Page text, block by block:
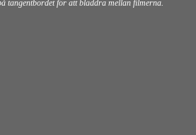
tangentbordet för att bläddra mellan filmerna.